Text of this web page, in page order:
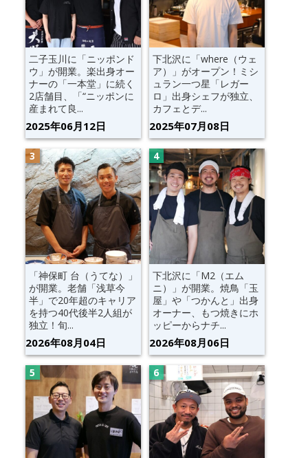
二子玉川に「ニッポンド
ウ」が開業。楽出身オー
ナーの「一本堂」に続く
2店舗目、「“ニッポンに
産まれて良...
2025年06月12日
下北沢に「where（ウェ
ア）」がオープン！ミシ
ュラン一つ星「レガー
ロ」出身シェフが独立、
カフェとデ...
2025年07月08日
「神保町 台（うてな）」
が開業。老舗「浅草今
半」で20年超のキャリア
を持つ40代後半2人組が
独立！旬...
2026年08月04日
下北沢に「M2（エム
ニ）」が開業。焼鳥「玉
屋」や「つかんと」出身
オーナー、もつ焼きにホ
ッピーからナチ...
2026年08月06日